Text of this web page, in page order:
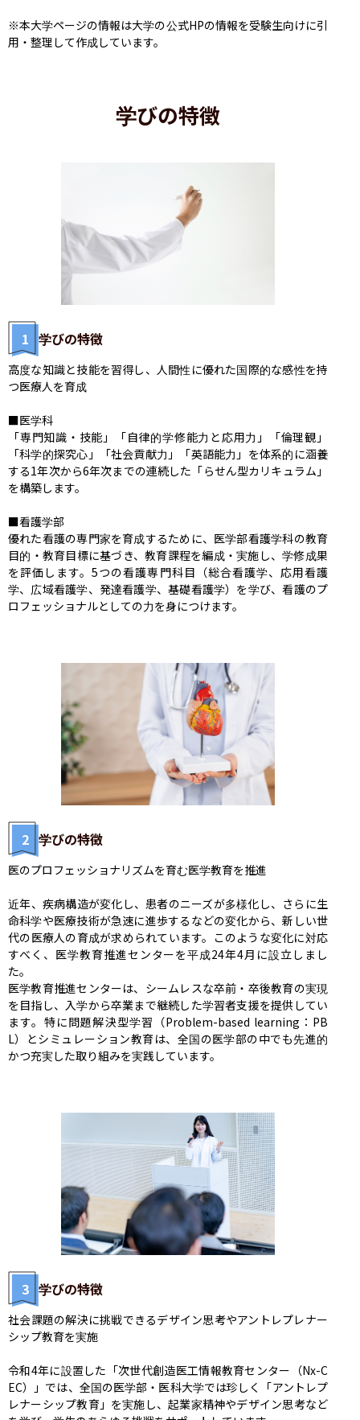
※本大学ページの情報は大学の公式HPの情報を受験生向けに引
用・整理して作成しています。
学びの特徴
1 学びの特徴
高度な知識と技能を習得し、人間性に優れた国際的な感性を持
つ医療人を育成
■医学科
「専門知識・技能」「自律的学修能力と応用力」「倫理観」
「科学的探究心」「社会貢献力」「英語能力」を体系的に涵養
する1年次から6年次までの連続した「らせん型カリキュラム」
を構築します。
■看護学部
優れた看護の専門家を育成するために、医学部看護学科の教育
目的・教育目標に基づき、教育課程を編成・実施し、学修成果
を評価します。5つの看護専門科目（総合看護学、応用看護
学、広域看護学、発達看護学、基礎看護学）を学び、看護のプ
ロフェッショナルとしての力を身につけます。
2 学びの特徴
医のプロフェッショナリズムを育む医学教育を推進
近年、疾病構造が変化し、患者のニーズが多様化し、さらに生
命科学や医療技術が急速に進歩するなどの変化から、新しい世
代の医療人の育成が求められています。このような変化に対応
すべく、医学教育推進センターを平成24年4月に設立しまし
た。
医学教育推進センターは、シームレスな卒前・卒後教育の実現
を目指し、入学から卒業まで継続した学習者支援を提供してい
ます。特に問題解決型学習（Problem-based learning：PB
L）とシミュレーション教育は、全国の医学部の中でも先進的
かつ充実した取り組みを実践しています。
3 学びの特徴
社会課題の解決に挑戦できるデザイン思考やアントレプレナー
シップ教育を実施
令和4年に設置した「次世代創造医工情報教育センター（Nx-C
EC）」では、全国の医学部・医科大学では珍しく「アントレプ
レナーシップ教育」を実施し、起業家精神やデザイン思考など